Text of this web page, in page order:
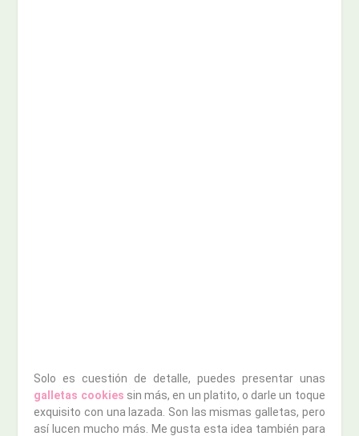
Solo es cuestión de detalle, puedes presentar unas
galletas cookies sin más, en un platito, o darle un toque
exquisito con una lazada. Son las mismas galletas, pero
así lucen mucho más. Me gusta esta idea también para